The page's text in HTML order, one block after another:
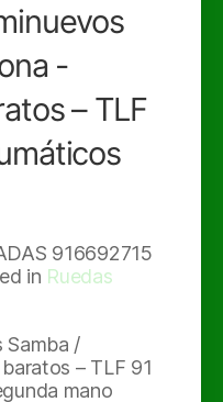
-
– TLF
916692715
in Ruedas
Samba /
– TLF 91
mano